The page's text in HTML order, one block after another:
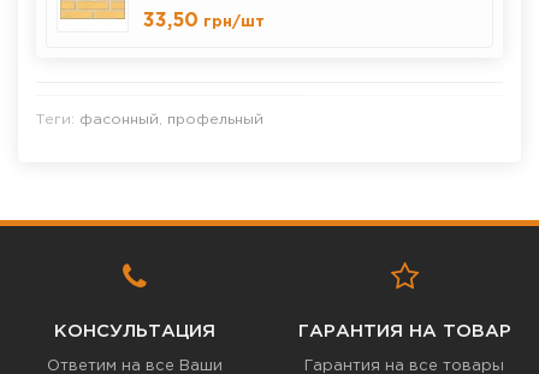
33,50 грн/шт
Теги: фасонный профельный
КОНСУЛЬТАЦИЯ
Ответим на все Ваши
ГАРАНТИЯ НА ТОВАР
Гарантия на все товары